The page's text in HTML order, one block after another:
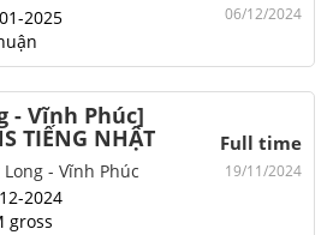
2025
06/12/2024
- Vĩnh Phúc]
TIẾNG NHẬT
- Vĩnh Phúc
2024
gross
Full time
19/11/2024